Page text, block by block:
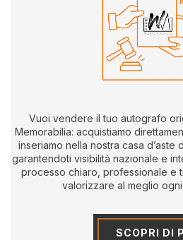
Vuoi vendere il tuo autografo
Memorabilia: acquistiamo
inseriamo nella nostra casa d’aste
garantendoti visibilità nazionale e
processo chiaro, professionale e
valorizzare al meglio
SCOPRI DI